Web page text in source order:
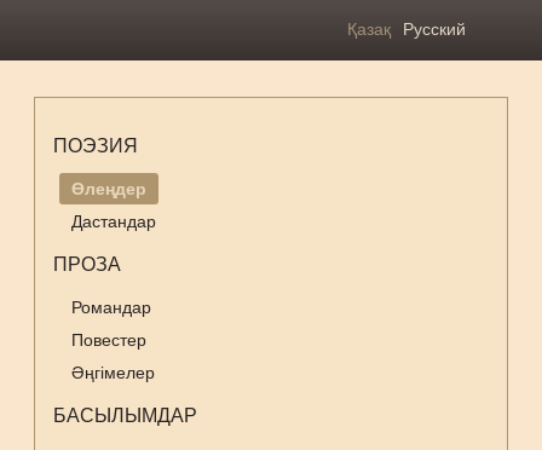
Қазақ Русский
ПОЭЗИЯ
Өлеңдер
Дастандар
ПРОЗА
Романдар
Повестер
Әңгімелер
БАСЫЛЫМДАР